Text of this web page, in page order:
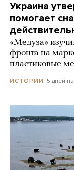
Украина
помогает
«Медуза»
фронта на
пластиковые
ИСТОРИИ 5 дней